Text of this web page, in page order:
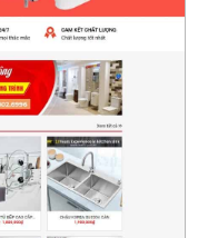
4618